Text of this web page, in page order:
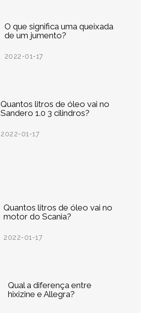
O que significa uma queixada
de um jumento?
2022-01-17
Quantos litros de óleo vai no
Sandero 1.0 3 cilindros?
2022-01-17
Quantos litros de óleo vai no
motor do Scania?
2022-01-17
Qual a diferença entre
hixizine e Allegra?